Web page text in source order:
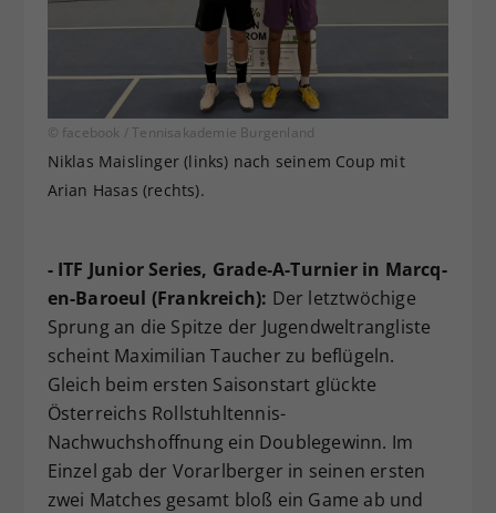
© facebook / Tennisakademie Burgenland
Niklas Maislinger (links) nach seinem Coup mit
Arian Hasas (rechts).
- ITF Junior Series, Grade-A-Turnier in Marcq-
en-Baroeul (Frankreich): Der letztwöchige
Sprung an die Spitze der Jugendweltrangliste
scheint Maximilian Taucher zu beflügeln.
Gleich beim ersten Saisonstart glückte
Österreichs Rollstuhltennis-
Nachwuchshoffnung ein Doublegewinn. Im
Einzel gab der Vorarlberger in seinen ersten
zwei Matches gesamt bloß ein Game ab und